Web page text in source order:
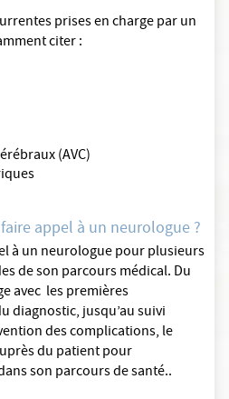
prises en charge par un
citer :
(AVC)
appel à un neurologue ?
à un neurologue pour plusieurs
de son parcours médical. Du
avec les premières
diagnostic, jusqu’au suivi
des complications, le
du patient pour
son parcours de santé..